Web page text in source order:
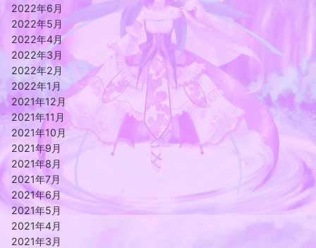
2022年6月
2022年5月
2022年4月
2022年3月
2022年2月
2022年1月
2021年12月
2021年11月
2021年10月
2021年9月
2021年8月
2021年7月
2021年6月
2021年5月
2021年4月
2021年3月